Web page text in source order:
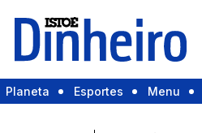
Planeta Esportes Menu